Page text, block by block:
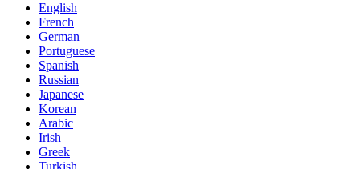
English
French
German
Portuguese
Spanish
Russian
Japanese
Korean
Arabic
Irish
Greek